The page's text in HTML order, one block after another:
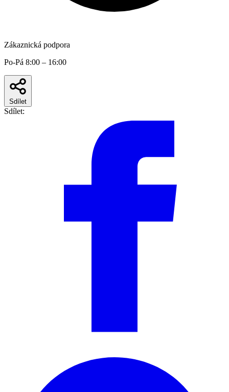
Zákaznická podpora
Po-Pá 8:00 – 16:00
Sdílet
Sdílet: